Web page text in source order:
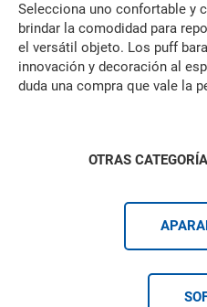
Selecciona uno confortable y
brindar la comodidad para
el versátil objeto. Los puff
innovación y decoración al
duda una compra que vale la
OTRAS